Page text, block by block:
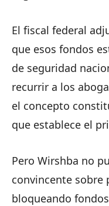
El fiscal federal
que esos fondos
de seguridad
recurrir a los
el concepto
que establece el
Pero Wirshba no
convincente sobre
bloqueando